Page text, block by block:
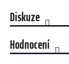
Diskuze
Hodnocení